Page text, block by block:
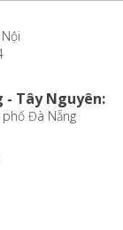
Tây Nguyên:
phố Đà Nẵng